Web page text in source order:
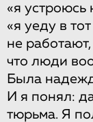
«я устроюсь
«я уеду в
не
что люди
Была
И я понял:
тюрьма. Я